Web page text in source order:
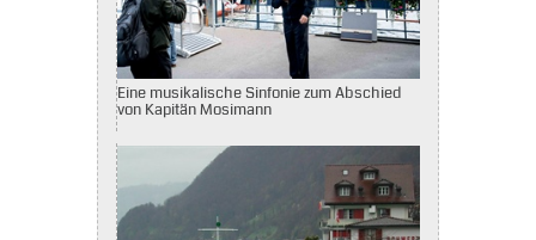
Eine musikalische Sinfonie zum Abschied
von Kapitän Mosimann